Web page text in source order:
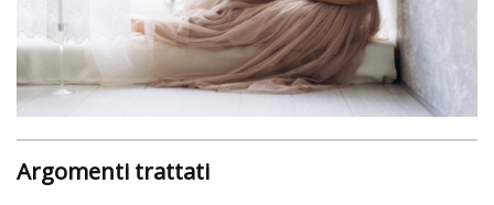
Argomenti trattati